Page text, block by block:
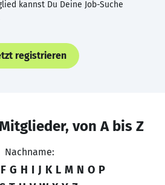
kannst Du Deine Job-Suche
registrieren
von A bis Z
Nachname:
F G H I J K L M N O P